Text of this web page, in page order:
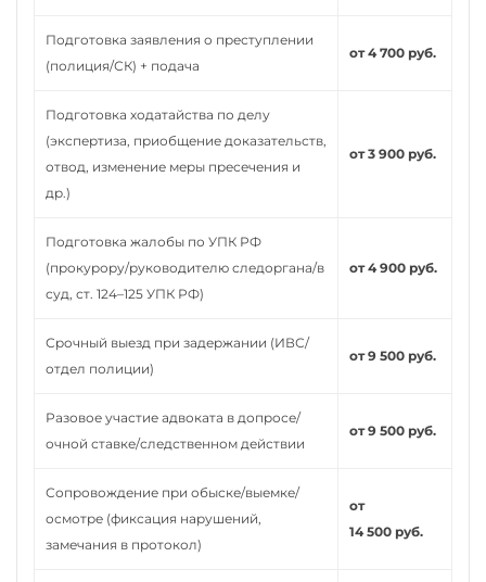
Подготовка заявления о преступлении
(полиция/СК) + подача
от 4 700 руб.
Подготовка ходатайства по делу
(экспертиза, приобщение доказательств,
отвод, изменение меры пресечения и
др.)
от 3 900 руб.
Подготовка жалобы по УПК РФ
(прокурору/руководителю следоргана/в
суд, ст. 124–125 УПК РФ)
от 4 900 руб.
Срочный выезд при задержании (ИВС/
отдел полиции)
от 9 500 руб.
Разовое участие адвоката в допросе/
очной ставке/следственном действии
от 9 500 руб.
Сопровождение при обыске/выемке/
осмотре (фиксация нарушений,
замечания в протокол)
от
14 500 руб.